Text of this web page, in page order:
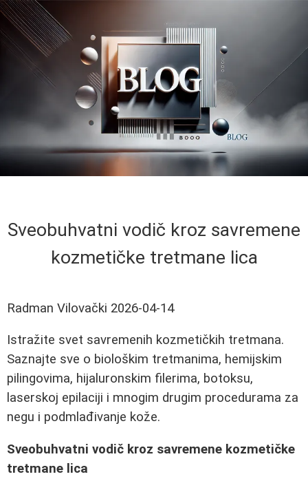
Sveobuhvatni vodič kroz savremene
kozmetičke tretmane lica
Radman Vilovački 2026-04-14
Istražite svet savremenih kozmetičkih tretmana.
Saznajte sve o biološkim tretmanima, hemijskim
pilingovima, hijaluronskim filerima, botoksu,
laserskoj epilaciji i mnogim drugim procedurama za
negu i podmlađivanje kože.
Sveobuhvatni vodič kroz savremene kozmetičke
tretmane lica